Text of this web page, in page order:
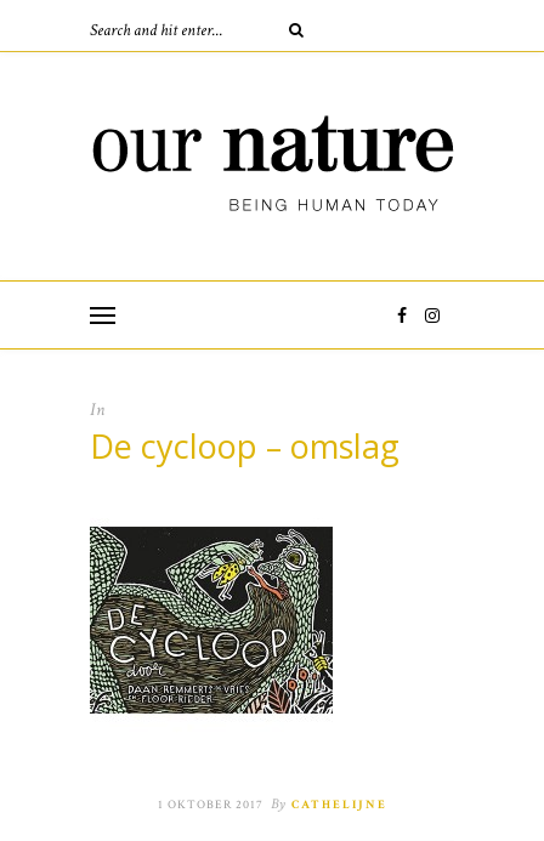
In
De cycloop – omslag
1 OKTOBER 2017 By CATHELIJNE